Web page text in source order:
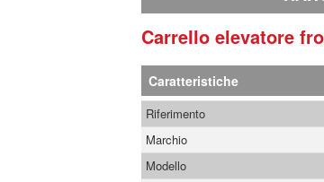
Carrello elevatore
Caratteristiche
Riferimento
Marchio
Modello